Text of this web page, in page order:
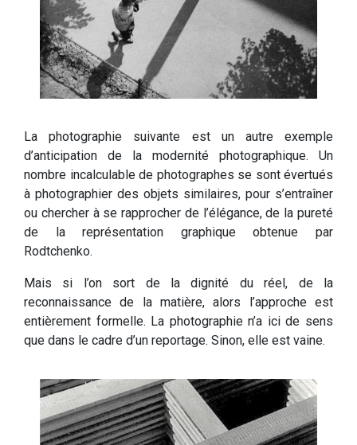
La photographie suivante est un autre exemple
d’anticipation de la modernité photographique. Un
nombre incalculable de photographes se sont évertués
à photographier des objets similaires, pour s’entraîner
ou chercher à se rapprocher de l’élégance, de la pureté
de la représentation graphique obtenue par
Rodtchenko.
Mais si l’on sort de la dignité du réel, de la
reconnaissance de la matière, alors l’approche est
entièrement formelle. La photographie n’a ici de sens
que dans le cadre d’un reportage. Sinon, elle est vaine.